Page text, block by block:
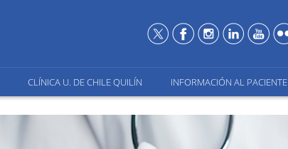
CLÍNICA U. DE CHILE QUILÍN INFORMACIÓN AL PACIENTE